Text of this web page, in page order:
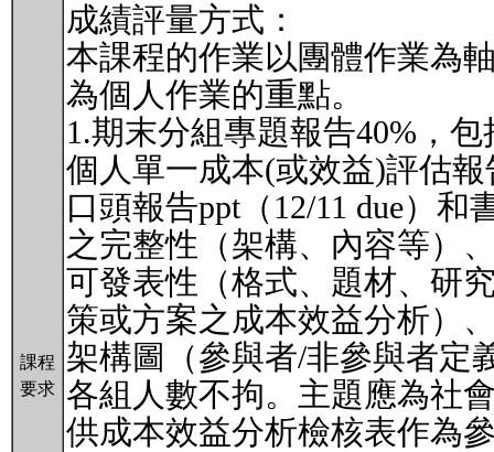
課程
要求
成績評量方式：
本課程的作業以團體作業為
為個人作業的重點。
1.期末分組專題報告40%，
個人單一成本(或效益)評估報
口頭報告ppt（12/11 due）
之完整性（架構、內容等）
可發表性（格式、題材、研
策或方案之成本效益分析）
架構圖（參與者/非參與者定
各組人數不拘。主題應為社
供成本效益分析檢核表作為